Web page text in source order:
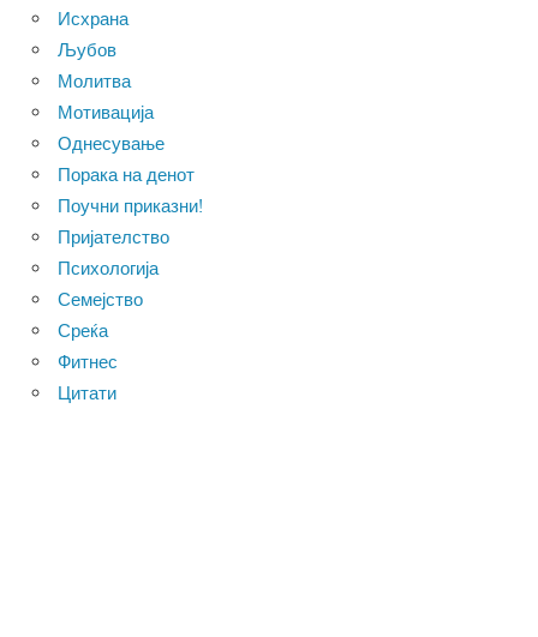
Исхрана
Љубов
Молитва
Мотивација
Однесување
Порака на денот
Поучни приказни!
Пријателство
Психологија
Семејство
Среќа
Фитнес
Цитати